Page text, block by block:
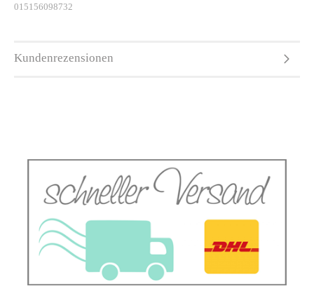
015156098732
Kundenrezensionen